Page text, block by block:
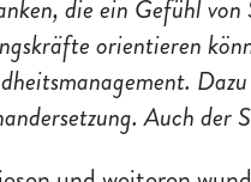
die ein Gefühl
orientieren
Auch